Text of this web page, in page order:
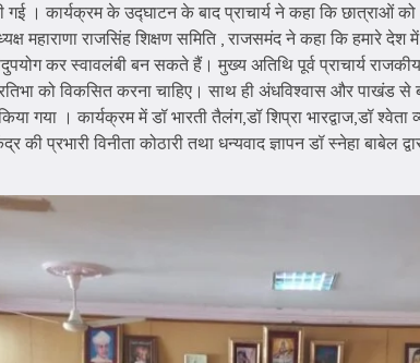
गई । कार्यक्रम के उद्घाटन के बाद प्राचार्य ने कहा कि छात्राओं
महाराणा राजसिंह शिक्षण समिति , राजसमंद ने कहा कि
कर स्वावलंबी बन सकते हैं। मुख्य अतिथि पूर्व प्राचार्य राजकीय
को विकसित करना चाहिए। साथ ही अंधविश्वास और पाखंड से
गया । कार्यक्रम में डॉ भारती तैलंग,डॉ शिप्रा भारद्वाज,डॉ
की प्रभारी विनीता कोठारी तथा धन्यवाद ज्ञापन डॉ स्नेहा बाबेल